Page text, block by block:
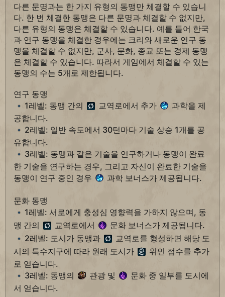
다른 문명과는 한 가지 유형의 동맹만 체결할 수 있습니
다. 한 번 체결한 동맹은 다른 문명과 체결할 수 없지만,
다른 유형의 동맹은 체결할 수 있습니다. 예를 들어 한국
과 연구 동맹을 체결한 경우에는 크리와 새로운 연구 동
맹을 체결할 수 없지만, 군사, 문화, 종교 또는 경제 동맹
은 체결할 수 있습니다. 따라서 게임에서 체결할 수 있는
동맹의 수는 5개로 제한됩니다.
연구 동맹
1레벨: 동맹 간의
교역로에서 추가
과학을 제
공합니다.
2레벨: 일반 속도에서 30턴마다 기술 상승 1개를 공
유합니다.
3레벨: 동맹과 같은 기술을 연구하거나 동맹이 완료
한 기술을 연구하는 경우, 그리고 자신이 완료한 기술을
동맹이 연구 중인 경우
과학 보너스가 제공됩니다.
문화 동맹
1레벨: 서로에게 충성심 영향력을 가하지 않으며, 동
맹 간의
교역로에서
문화 보너스가 제공됩니다.
2레벨: 도시가 동맹과
교역로를 형성하면 해당 도
시의 특수지구에 따라 원래 도시가
위인 점수를 추가
로 얻습니다.
3레벨: 동맹의
관광 및
문화 중 일부를 도시에
서 얻습니다.